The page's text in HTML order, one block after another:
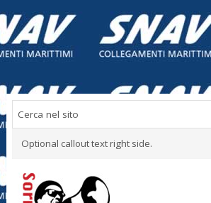
Optional callout text right side.